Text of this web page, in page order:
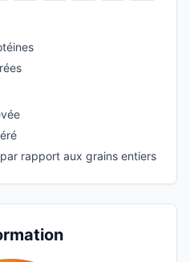
rapport aux grains entiers